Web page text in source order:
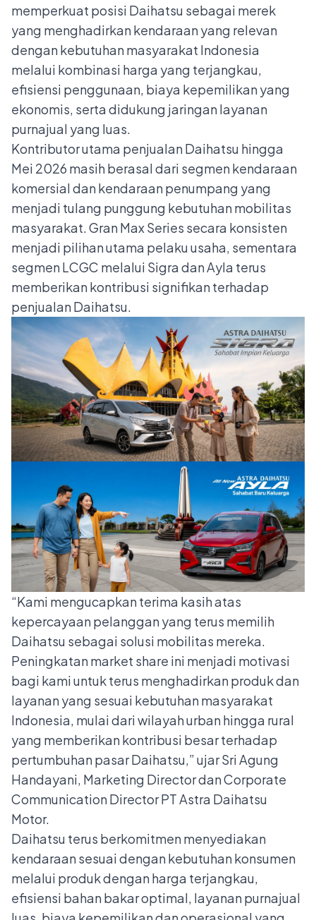
memperkuat posisi Daihatsu sebagai merek
yang menghadirkan kendaraan yang relevan
dengan kebutuhan masyarakat Indonesia
melalui kombinasi harga yang terjangkau,
efisiensi penggunaan, biaya kepemilikan yang
ekonomis, serta didukung jaringan layanan
purnajual yang luas.
Kontributor utama penjualan Daihatsu hingga
Mei 2026 masih berasal dari segmen kendaraan
komersial dan kendaraan penumpang yang
menjadi tulang punggung kebutuhan mobilitas
masyarakat. Gran Max Series secara konsisten
menjadi pilihan utama pelaku usaha, sementara
segmen LCGC melalui Sigra dan Ayla terus
memberikan kontribusi signifikan terhadap
penjualan Daihatsu.
“Kami mengucapkan terima kasih atas
kepercayaan pelanggan yang terus memilih
Daihatsu sebagai solusi mobilitas mereka.
Peningkatan market share ini menjadi motivasi
bagi kami untuk terus menghadirkan produk dan
layanan yang sesuai kebutuhan masyarakat
Indonesia, mulai dari wilayah urban hingga rural
yang memberikan kontribusi besar terhadap
pertumbuhan pasar Daihatsu,” ujar Sri Agung
Handayani, Marketing Director dan Corporate
Communication Director PT Astra Daihatsu
Motor.
Daihatsu terus berkomitmen menyediakan
kendaraan sesuai dengan kebutuhan konsumen
melalui produk dengan harga terjangkau,
efisiensi bahan bakar optimal, layanan purnajual